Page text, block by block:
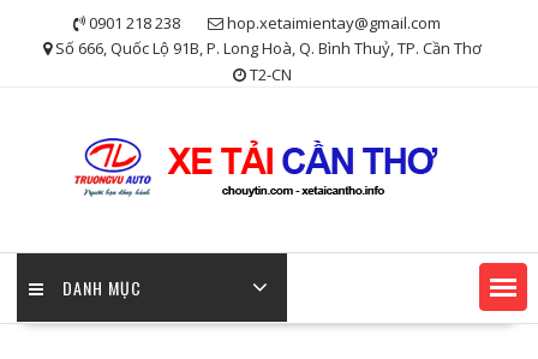
0901 218 238
hop.xetaimientay@gmail.com
Số 666, Quốc Lộ 91B, P. Long Hoà, Q. Bình Thuỷ, TP. Cần Thơ
T2-CN
DANH MỤC